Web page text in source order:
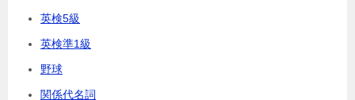
英検5級
英検準1級
野球
関係代名詞